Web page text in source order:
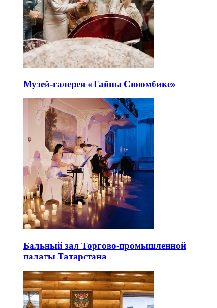
Музей-галерея «Тайны Сююмбике»
Бальный зал Торгово-промышленной
палаты Татарстана